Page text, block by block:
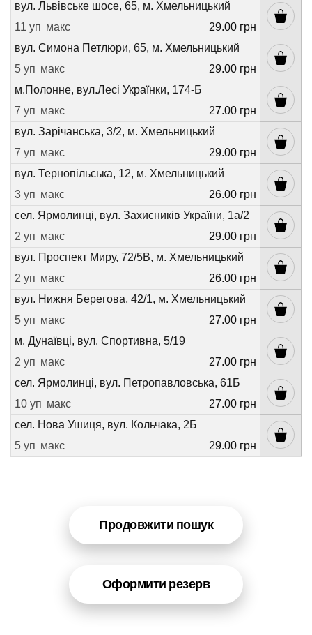
вул. Львівське шосе, 65, м. Хмельницький
11 уп макс
29.00 грн
вул. Симона Петлюри, 65, м. Хмельницький
5 уп макс
29.00 грн
м.Полонне, вул.Лесі Українки, 174-Б
7 уп макс
27.00 грн
вул. Зарічанська, 3/2, м. Хмельницький
7 уп макс
29.00 грн
вул. Тернопільська, 12, м. Хмельницький
3 уп макс
26.00 грн
сел. Ярмолинці, вул. Захисників України, 1а/2
2 уп макс
29.00 грн
вул. Проспект Миру, 72/5В, м. Хмельницький
2 уп макс
26.00 грн
вул. Нижня Берегова, 42/1, м. Хмельницький
5 уп макс
27.00 грн
м. Дунаївці, вул. Спортивна, 5/19
2 уп макс
27.00 грн
сел. Ярмолинці, вул. Петропавловська, 61Б
10 уп макс
27.00 грн
сел. Нова Ушиця, вул. Кольчака, 2Б
5 уп макс 29.00 грн
Продовжити пошук
Оформити резерв